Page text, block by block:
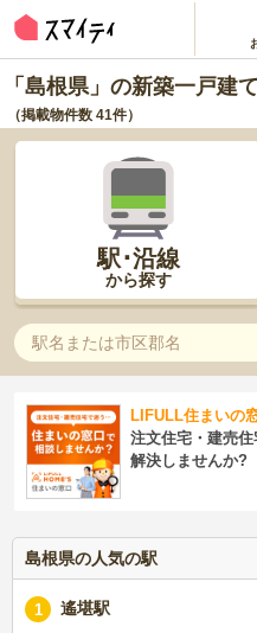
「島根県」の新築一戸建
（掲載物件数 41件）
駅･沿線
から探す
LIFULL住まいの
注文住宅・建売
解決しませんか?
島根県の人気の駅
1 遙堪駅